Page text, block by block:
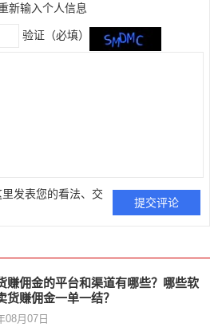
新输入个人信息
验证（必填）
发表您的看法、交
赚佣金的平台和渠道有哪些？哪些软
货赚佣金一单一结？
08月07日